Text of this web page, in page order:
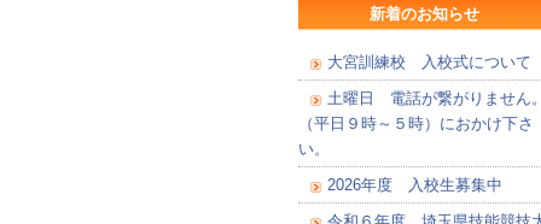
新着のお知らせ
大宮訓練校 入校式について
土曜日 電話が繋がりません
（平日９時～５時）におかけ下さ
い。
2026年度 入校生募集中